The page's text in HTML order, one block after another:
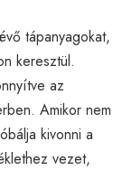
tápanyagokat,
keresztül.
az
Amikor nem
kivonni a
vezet,